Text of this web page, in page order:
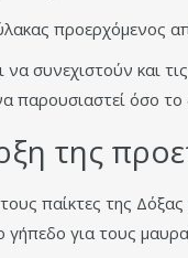
προερχόμενος
συνεχιστούν και
παρουσιαστεί όσο
της
παίκτες της
για τους